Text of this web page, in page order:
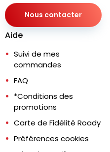
Nous contacter
Aide
Suivi de mes
commandes
FAQ
*Conditions des
promotions
Carte de Fidélité Roady
Préférences cookies